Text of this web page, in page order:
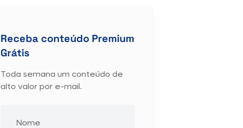
Receba conteúdo Premium
Grátis
Toda semana um conteúdo de
alto valor por e-mail.